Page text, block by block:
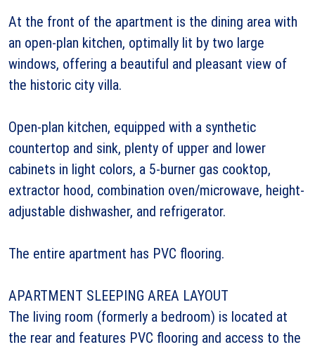
At the front of the apartment is the dining area with
an open-plan kitchen, optimally lit by two large
windows, offering a beautiful and pleasant view of
the historic city villa.
Open-plan kitchen, equipped with a synthetic
countertop and sink, plenty of upper and lower
cabinets in light colors, a 5-burner gas cooktop,
extractor hood, combination oven/microwave, height-
adjustable dishwasher, and refrigerator.
The entire apartment has PVC flooring.
APARTMENT SLEEPING AREA LAYOUT
The living room (formerly a bedroom) is located at
the rear and features PVC flooring and access to the